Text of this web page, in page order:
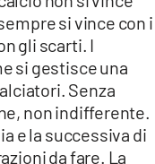
si vince con i
gli scarti. I
si gestisce una
Senza
non indifferente.
e la successiva di
da fare. La